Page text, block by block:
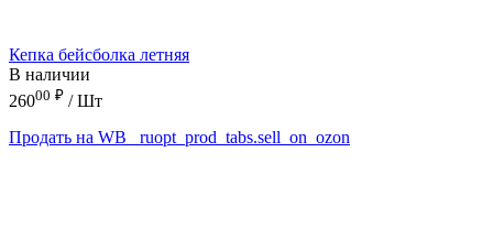
Кепка бейсболка летняя
В наличии
26000 ₽ / Шт
Продать на WB
_ruopt_prod_tabs.sell_on_ozon